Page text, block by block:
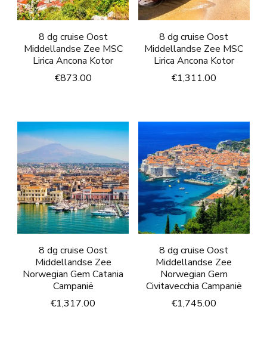
8 dg cruise Oost
Middellandse Zee MSC
Lirica Ancona Kotor
€873.00
8 dg cruise Oost
Middellandse Zee MSC
Lirica Ancona Kotor
€1,311.00
8 dg cruise Oost
Middellandse Zee
Norwegian Gem Catania
Campanië
€1,317.00
8 dg cruise Oost
Middellandse Zee
Norwegian Gem
Civitavecchia Campanië
€1,745.00